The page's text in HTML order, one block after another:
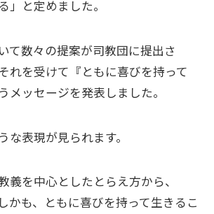
」と定めました。
て数々の提案が司教団に提出さ
れを受けて『ともに喜びを持って
メッセージを発表しました。
な表現が見られます。
義を中心としたとらえ方から、
かも、ともに喜びを持って生きるこ